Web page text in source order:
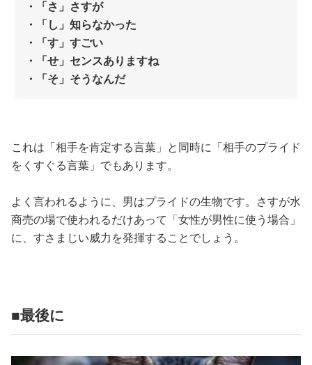
・「さ」さすが
・「し」知らなかった
・「す」すごい
・「せ」センスありますね
・「そ」そうなんだ
これは「相手を肯定する言葉」と同時に「相手のプライド
をくすぐる言葉」でもあります。
よく言われるように、男はプライドの生物です。さすが水
商売の場で使われるだけあって「女性が男性に使う場合」
に、すさまじい威力を発揮することでしょう。
■最後に